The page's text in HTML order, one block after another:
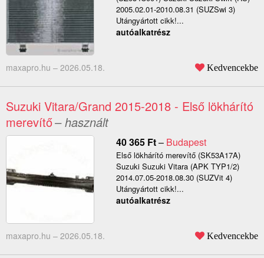
2005.02.01-2010.08.31 (SUZSwi 3)
Utángyártott cikk!...
autóalkatrész
maxapro.hu – 2026.05.18. Kedvencekbe
Suzuki Vitara/Grand 2015-2018 - Első lökhárító
merevítő– használt
40 365 Ft– Budapest
Első lökhárító merevítő (SK53A17A)
Suzuki Suzuki Vitara (APK TYP1/2)
2014.07.05-2018.08.30 (SUZVit 4)
Utángyártott cikk!...
autóalkatrész
maxapro.hu – 2026.05.18. Kedvencekbe